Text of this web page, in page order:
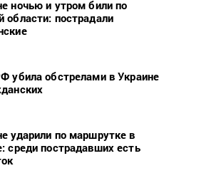
ночью и утром били по
области: пострадали
убила обстрелами в Украине
ударили по маршрутке в
среди пострадавших есть